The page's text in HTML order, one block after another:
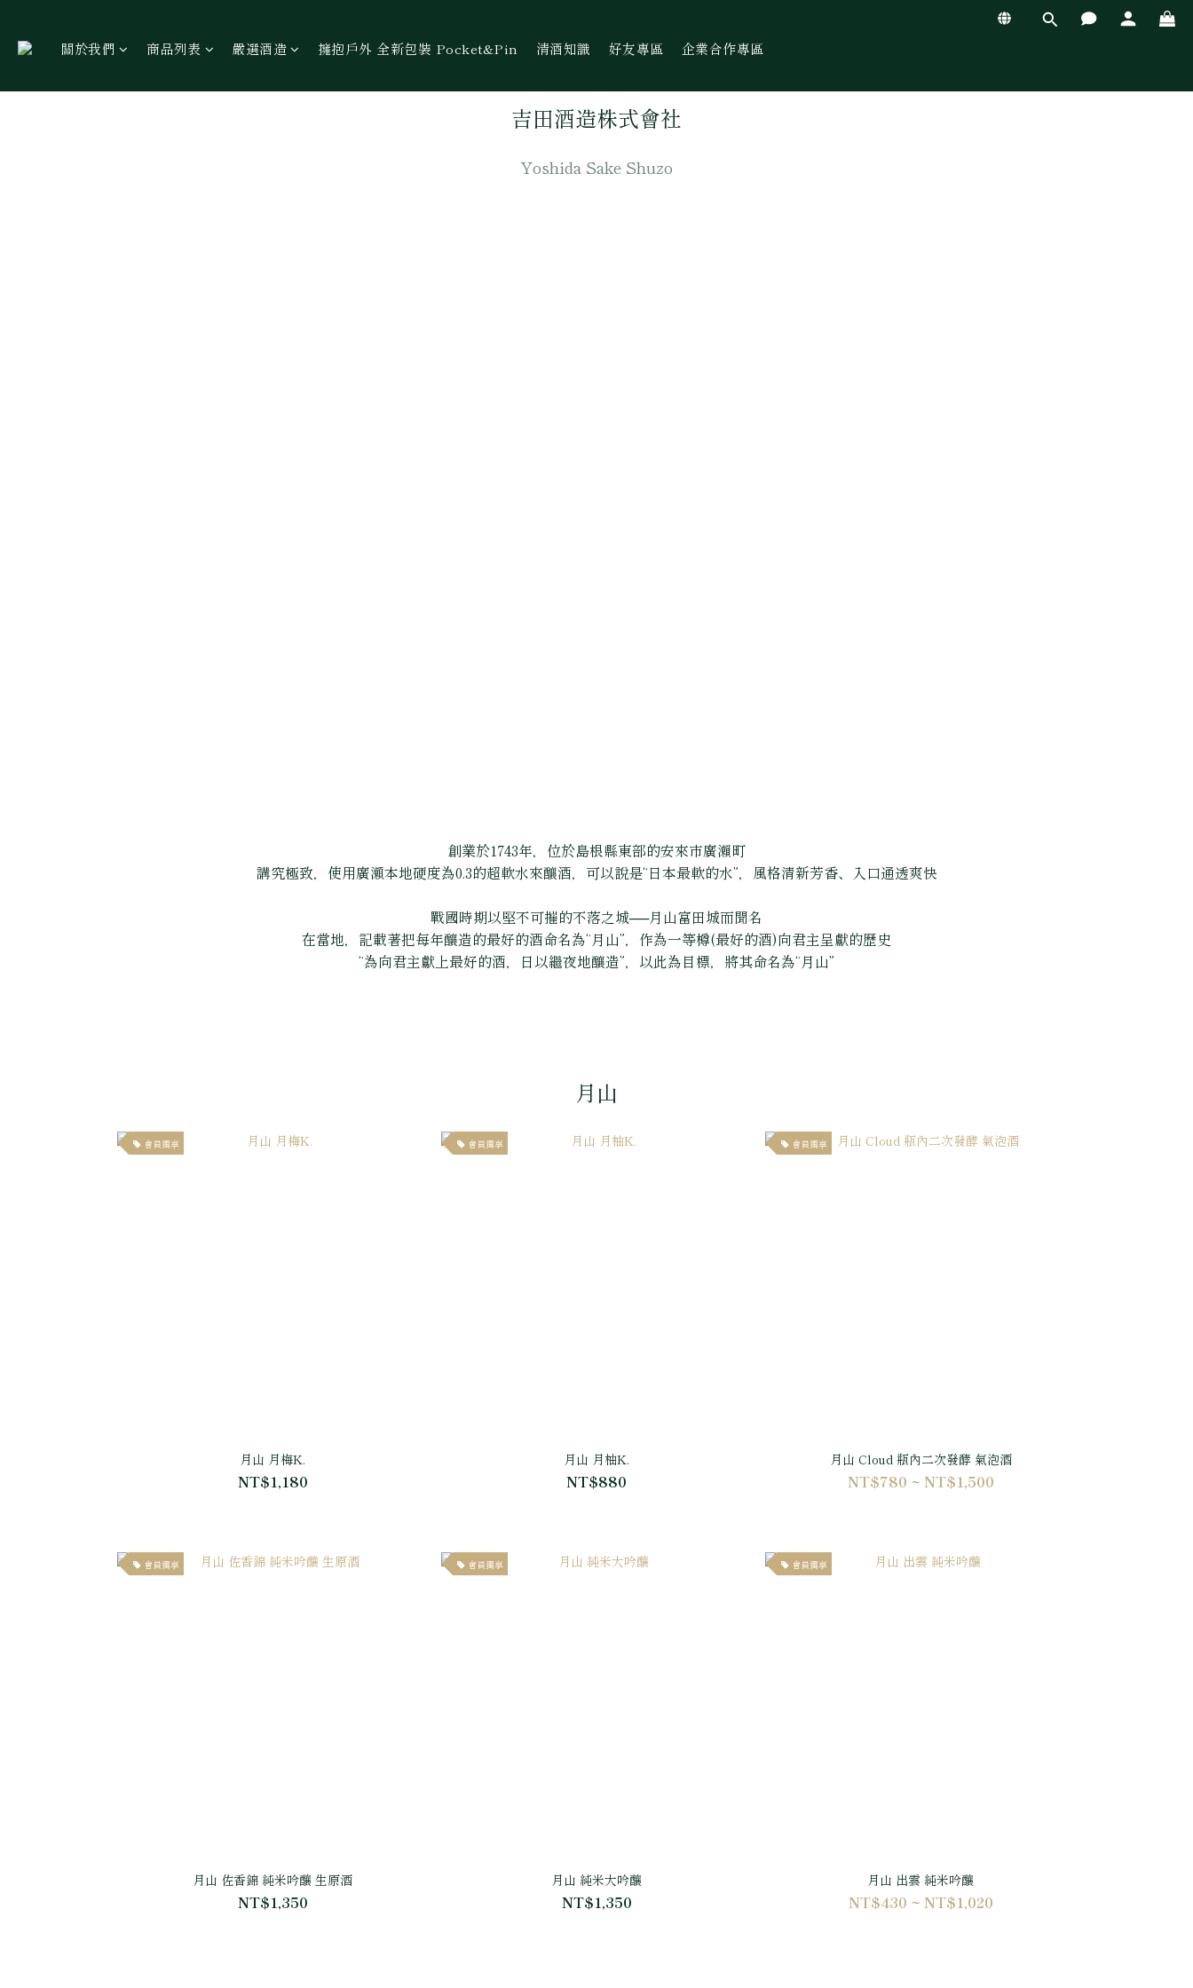
關於我們 商品列表 嚴選酒造 擁抱戶外 全新包裝 Pocket&Pin 清酒知識 好友專區 企業合作專區
吉田酒造株式會社
Yoshida Sake Shuzo
創業於1743年，位於島根縣東部的安來市廣瀨町
講究極致，使用廣瀬本地硬度為0.3的超軟水來釀酒，可以說是“日本最軟的水”，風格清新芳香、入口通透爽快
戰國時期以堅不可摧的不落之城──月山富田城而聞名
在當地，記載著把每年釀造的最好的酒命名為“月山”，作為一等樽(最好的酒)向君主呈獻的歷史
“為向君主獻上最好的酒，日以繼夜地釀造”，以此為目標，將其命名為“月山”
月山
會員獨享
月山 月梅K.
NT$1,180
會員獨享
月山 月柚K.
NT$880
會員獨享
月山 Cloud 瓶內二次發酵 氣泡酒
NT$780 ~ NT$1,500
會員獨享
月山 佐香錦 純米吟釀 生原酒
NT$1,350
會員獨享
月山 純米大吟釀
NT$1,350
會員獨享
月山 出雲 純米吟釀
NT$430 ~ NT$1,020